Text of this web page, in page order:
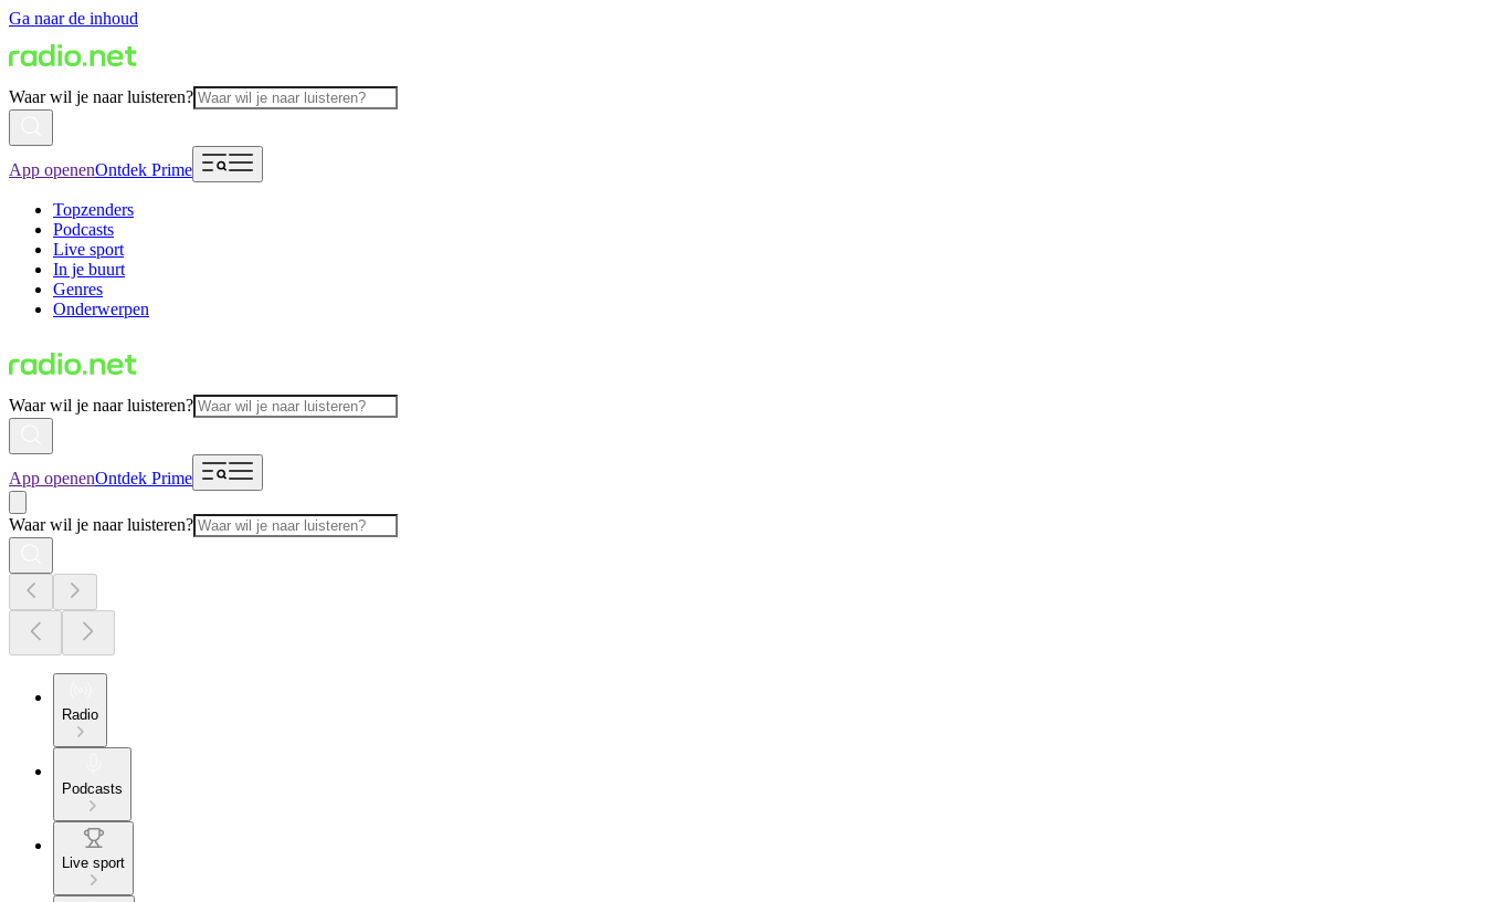
Ga naar de inhoud
Waar wil je naar luisteren?
App openenOntdek Prime
Topzenders
Podcasts
Live sport
In je buurt
Genres
Onderwerpen
Waar wil je naar luisteren?
App openenOntdek Prime
Waar wil je naar luisteren?
Radio
Podcasts
Live sport